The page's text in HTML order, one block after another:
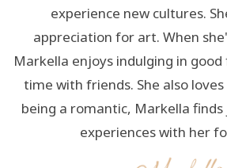
experience new cultures.
appreciation for art. When
Markella enjoys indulging in
time with friends. She also
being a romantic, Markella
experiences with her